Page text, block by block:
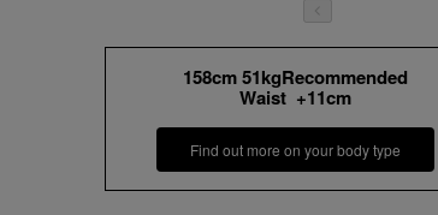
158cm 51kgRecommended
Waist +11cm
Find out more on your body type